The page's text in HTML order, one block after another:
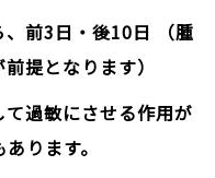
前3日・後10日 （腫
提となります）
過敏にさせる作用が
ります。